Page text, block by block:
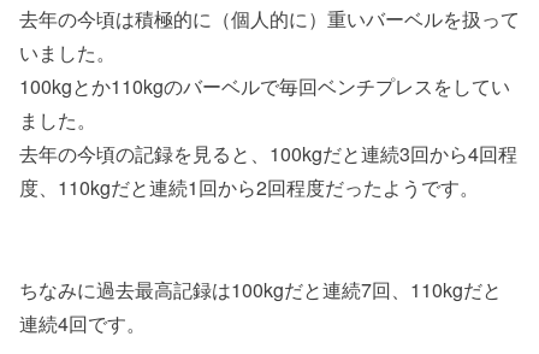
去年の今頃は積極的に（個人的に）重いバーベルを扱って
いました。
100kgとか110kgのバーベルで毎回ベンチプレスをしてい
ました。
去年の今頃の記録を見ると、100kgだと連続3回から4回程
度、110kgだと連続1回から2回程度だったようです。
ちなみに過去最高記録は100kgだと連続7回、110kgだと
連続4回です。